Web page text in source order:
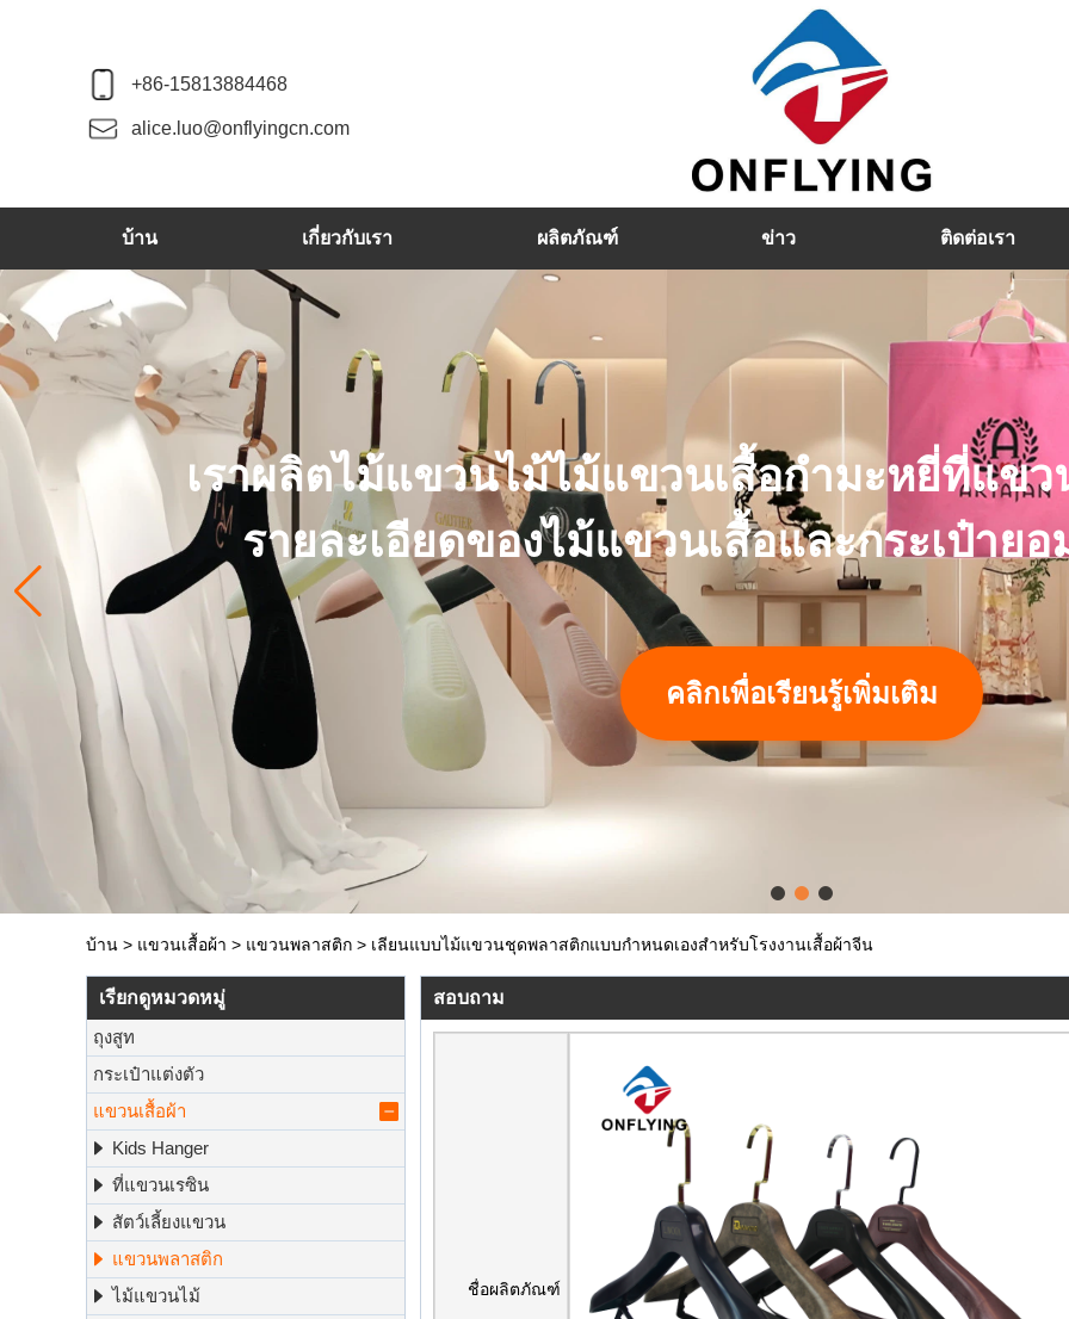
+86-15813884468
alice.luo@onflyingcn.com
บ้าน เกี่ยวกับเรา ผลิตภัณฑ์ ข่าว ติดต่อเรา
เราผลิตไม้แขวนไม้ไม้แขวนเสื้อกำมะหยี่ที่แข
รายละเอียดของไม้แขวนเสื้อและกระเป๋าย
คลิกเพื่อเรียนรู้เพิ่มเติม
บ้าน > แขวนเสื้อผ้า > แขวนพลาสติก > เลียนแบบไม้แขวนชุดพลาสติกแบบกำหนดเองสำหรับโรงงานเสื้อผ้าจีน
เรียกดูหมวดหมู่
ถุงสูท
กระเป๋าแต่งตัว
แขวนเสื้อผ้า
Kids Hanger
ที่แขวนเรซิน
สัตว์เลี้ยงแขวน
แขวนพลาสติก
ไม้แขวนไม้
สอบถาม
ชื่อผลิตภัณฑ์